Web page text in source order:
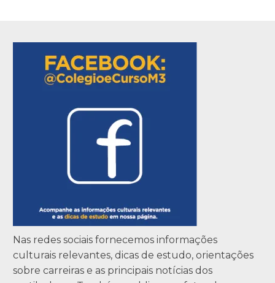
Nas redes sociais fornecemos informações
culturais relevantes, dicas de estudo, orientações
sobre carreiras e as principais notícias dos